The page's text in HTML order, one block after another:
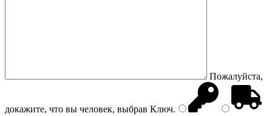
Пожалуйста,
докажите, что вы человек, выбрав Ключ.